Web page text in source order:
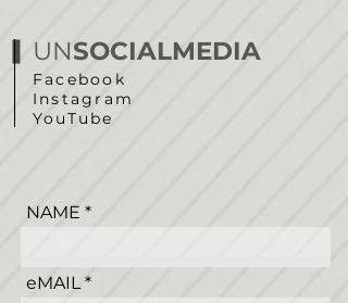
UNSOCIALMEDIA
Facebook
Instagram
YouTube
NAME
eMAIL